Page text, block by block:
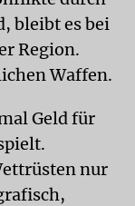
bleibt es bei
Region.
Waffen.
Geld für
nur